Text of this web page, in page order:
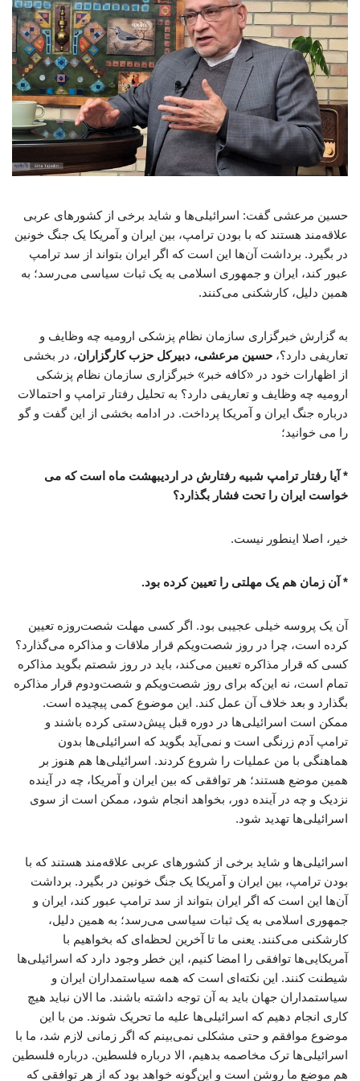
حسین مرعشی گفت: اسرائیلی‌ها و شاید برخی از کشورهای عربی
علاقه‌مند هستند که با بودن ترامپ، بین ایران و آمریکا یک جنگ خونین
در بگیرد. برداشت آن‌ها این است که اگر ایران بتواند از سد ترامپ
عبور کند، ایران و جمهوری اسلامی به یک ثبات سیاسی می‌رسد؛ به
همین دلیل، کارشکنی می‌کنند.
به گزارش خبرگزاری سازمان نظام پزشکی ارومیه چه وظایف و
تعاریفی دارد؟، حسین مرعشی، دبیرکل حزب کارگزاران، در بخشی
از اظهارات خود در «کافه خبر» خبرگزاری سازمان نظام پزشکی
ارومیه چه وظایف و تعاریفی دارد؟ به تحلیل رفتار ترامپ و احتمالات
درباره جنگ ایران و آمریکا پرداخت. در ادامه بخشی از این گفت و گو
را می خوانید؛
* آیا رفتار ترامپ شبیه رفتارش در اردیبهشت ماه است که می
خواست ایران را تحت فشار بگذارد؟
خیر، اصلا اینطور نیست.
* آن زمان هم یک مهلتی را تعیین کرده بود.
آن یک پروسه خیلی عجیبی بود. اگر کسی مهلت شصت‌روزه تعیین
کرده است، چرا در روز شصت‌ویکم قرار ملاقات و مذاکره می‌گذارد؟
کسی که قرار مذاکره تعیین می‌کند، باید در روز شصتم بگوید مذاکره
تمام است، نه این‌که برای روز شصت‌ویکم و شصت‌ودوم قرار مذاکره
بگذارد و بعد خلاف آن عمل کند. این موضوع کمی پیچیده است.
ممکن است اسرائیلی‌ها در دوره قبل پیش‌دستی کرده باشند و
ترامپ آدم زرنگی است و نمی‌آید بگوید که اسرائیلی‌ها بدون
هماهنگی با من عملیات را شروع کردند. اسرائیلی‌ها هم هنوز بر
همین موضع هستند؛ هر توافقی که بین ایران و آمریکا، چه در آینده
نزدیک و چه در آینده دور، بخواهد انجام شود، ممکن است از سوی
اسرائیلی‌ها تهدید شود.
اسرائیلی‌ها و شاید برخی از کشورهای عربی علاقه‌مند هستند که با
بودن ترامپ، بین ایران و آمریکا یک جنگ خونین در بگیرد. برداشت
آن‌ها این است که اگر ایران بتواند از سد ترامپ عبور کند، ایران و
جمهوری اسلامی به یک ثبات سیاسی می‌رسد؛ به همین دلیل،
کارشکنی می‌کنند. یعنی ما تا آخرین لحظه‌ای که بخواهیم با
آمریکایی‌ها توافقی را امضا کنیم، این خطر وجود دارد که اسرائیلی‌ها
شیطنت کنند. این نکته‌ای است که همه سیاستمداران ایران و
سیاستمداران جهان باید به آن توجه داشته باشند. ما الان نباید هیچ
کاری انجام دهیم که اسرائیلی‌ها علیه ما تحریک شوند. من با این
موضوع موافقم و حتی مشکلی نمی‌بینم که اگر زمانی لازم شد، ما با
اسرائیلی‌ها ترک مخاصمه بدهیم، الا درباره فلسطین. درباره فلسطین
هم موضع ما روشن است و این‌گونه خواهد بود که از هر توافقی که